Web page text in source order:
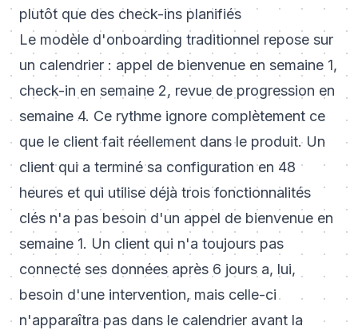
plutôt que des check-ins planifiés
Le modèle d'onboarding traditionnel repose sur
un calendrier : appel de bienvenue en semaine 1,
check-in en semaine 2, revue de progression en
semaine 4. Ce rythme ignore complètement ce
que le client fait réellement dans le produit. Un
client qui a terminé sa configuration en 48
heures et qui utilise déjà trois fonctionnalités
clés n'a pas besoin d'un appel de bienvenue en
semaine 1. Un client qui n'a toujours pas
connecté ses données après 6 jours a, lui,
besoin d'une intervention, mais celle-ci
n'apparaîtra pas dans le calendrier avant la